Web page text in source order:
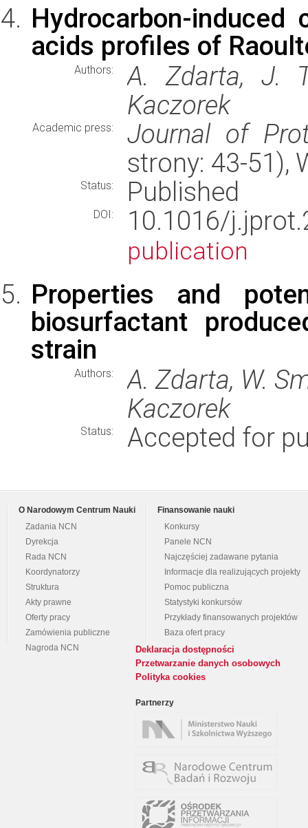
Hydrocarbon-
acids profiles of
Authors:
A. Zdarta, J.
Kaczorek
Academic press:
Journal of
strony: 43-51),
Status: Published
DOI: 10.1016/
publication
Properties and
biosurfactant
strain
Authors:
A. Zdarta, W.
Kaczorek
Status: Accepted for
O Narodowym Centrum Nauki
Zadania NCN
Dyrekcja
Rada NCN
Koordynatorzy
Struktura
Akty prawne
Oferty pracy
Zamówienia publiczne
Nagroda NCN
Finansowanie nauki
Konkursy
Panele NCN
Najczęściej zadawane pytania
Informacje dla realizujących projekty
Pomoc publiczna
Statystyki konkursów
Przykłady finansowanych projektów
Baza ofert pracy
Deklaracja dostępności
Przetwarzanie danych osobowych
Polityka cookies
Partnerzy